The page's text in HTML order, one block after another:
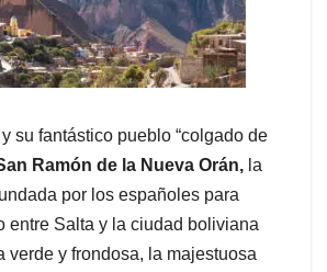
y su fantástico pueblo “colgado de
Ramón de la Nueva Orán, la
por los españoles para
entre Salta y la ciudad boliviana
verde y frondosa, la majestuosa